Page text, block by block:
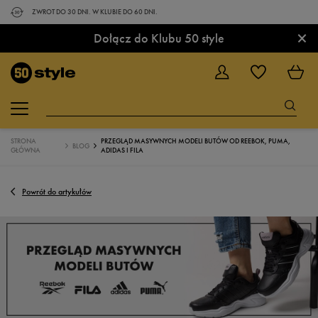
ZWROT DO 30 DNI. W KLUBIE DO 60 DNI.
Dołącz do Klubu 50 style ×
STRONA
GŁÓWNA
BLOG
PRZEGLĄD MASYWNYCH MODELI BUTÓW OD REEBOK, PUMA,
ADIDAS I FILA
Powrót do artykułów